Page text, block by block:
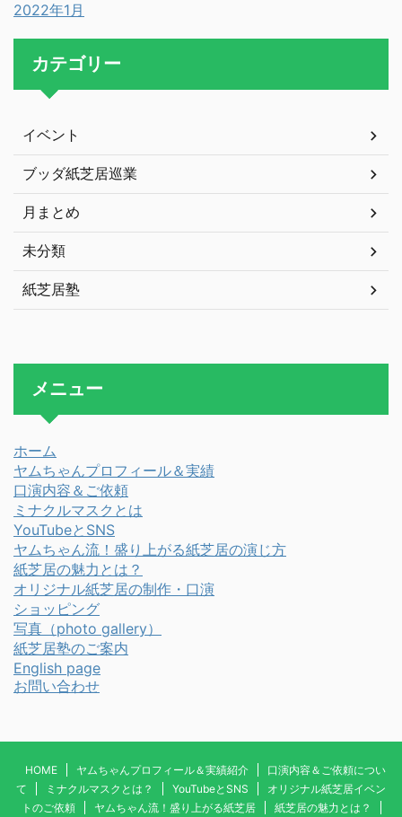
2022年1月
カテゴリー
イベント
ブッダ紙芝居巡業
月まとめ
未分類
紙芝居塾
メニュー
ホーム
ヤムちゃんプロフィール＆実績
口演内容＆ご依頼
ミナクルマスクとは
YouTubeとSNS
ヤムちゃん流！盛り上がる紙芝居の演じ方
紙芝居の魅力とは？
オリジナル紙芝居の制作・口演
ショッピング
写真 （photo gallery）
紙芝居塾のご案内
English page
お問い合わせ
HOME ヤムちゃんプロフィール＆実績紹介
口演内容＆ご依頼につい
て
ミナクルマスクとは？ YouTubeとSNS
オリジナル紙芝居イベン
トのご依頼
ヤムちゃん流！盛り上がる紙芝居 紙芝居の魅力とは？